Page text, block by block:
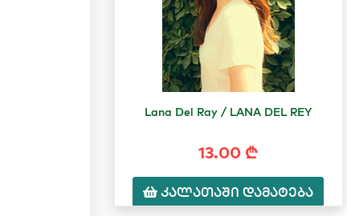
Lana Del Ray / LANA DEL REY
13.00 ₾
კალათაში დამატება